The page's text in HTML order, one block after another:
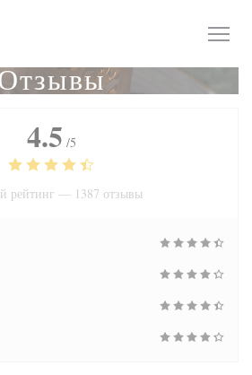
4.5 /5
рейтинг — 1387 отзывы